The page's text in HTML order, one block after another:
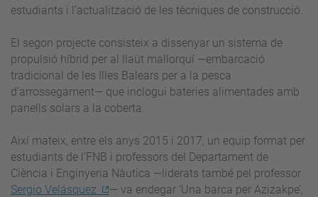
estudiants i l’actualització de les tècniques de construcció.
El segon projecte consisteix a dissenyar un sistema de
propulsió híbrid per al llaüt mallorquí —embarcació
tradicional de les Illes Balears per a la pesca
d'arrossegament— que inclogui bateries alimentades amb
panells solars a la coberta.
Així mateix, entre els anys 2015 i 2017, un equip format per
estudiants de l’FNB i professors del Departament de
Ciència i Enginyeria Nàutica —liderats també pel professor
Sergio Velásquez
— va endegar ‘Una barca per Azizakpe’,